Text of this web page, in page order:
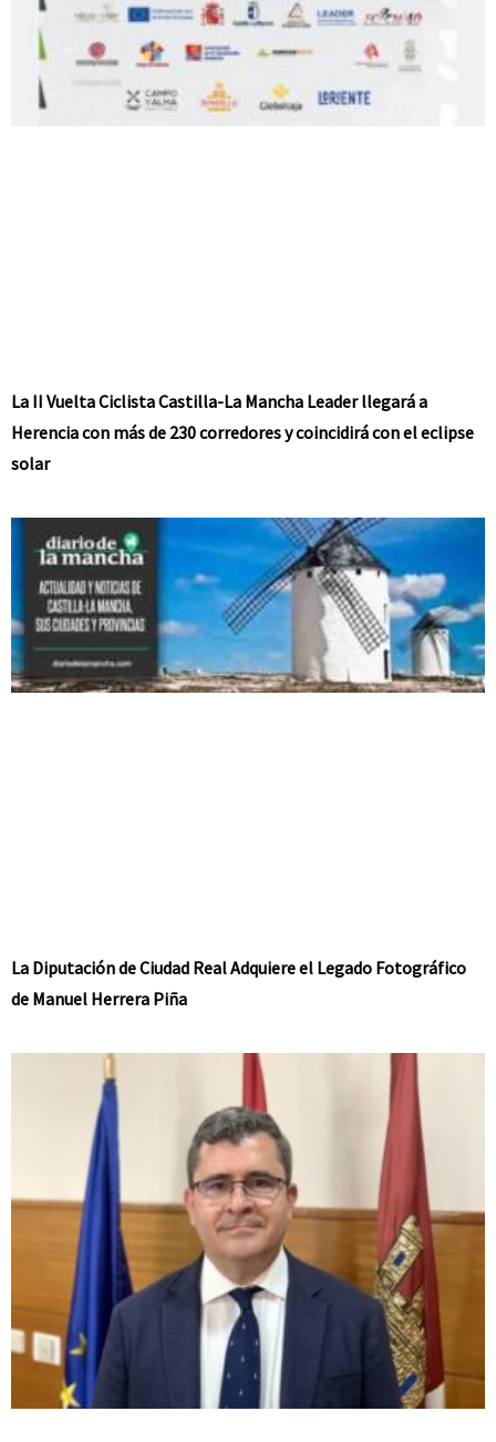
La II Vuelta Ciclista Castilla-La Mancha Leader llegará a
Herencia con más de 230 corredores y coincidirá con el eclipse
solar
La Diputación de Ciudad Real Adquiere el Legado Fotográfico
de Manuel Herrera Piña